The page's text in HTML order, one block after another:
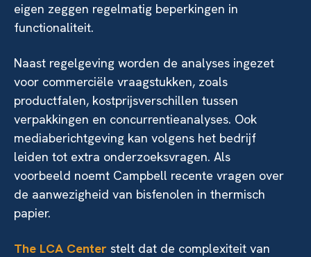
eigen zeggen regelmatig beperkingen in
functionaliteit.
Naast regelgeving worden de analyses ingezet
voor commerciële vraagstukken, zoals
productfalen, kostprijsverschillen tussen
verpakkingen en concurrentieanalyses. Ook
mediaberichtgeving kan volgens het bedrijf
leiden tot extra onderzoeksvragen. Als
voorbeeld noemt Campbell recente vragen over
de aanwezigheid van bisfenolen in thermisch
papier.
The LCA Center stelt dat de complexiteit van